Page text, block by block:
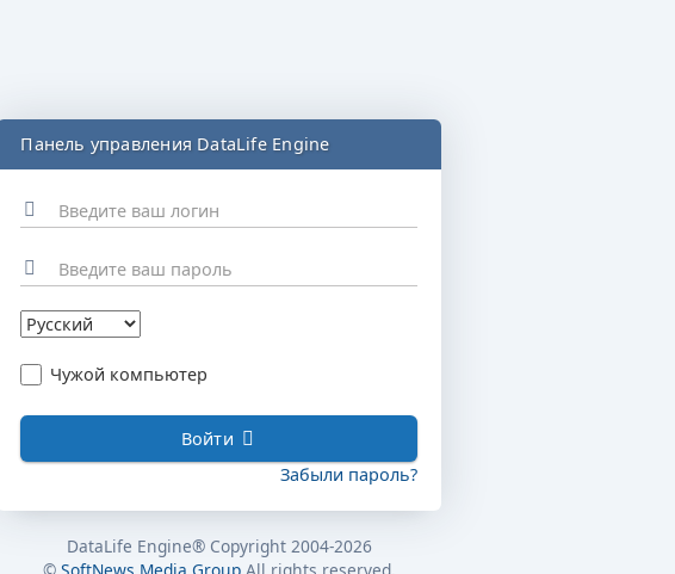
Панель управления DataLife Engine
Чужой компьютер
Войти
Забыли пароль?
DataLife Engine® Copyright 2004-2026